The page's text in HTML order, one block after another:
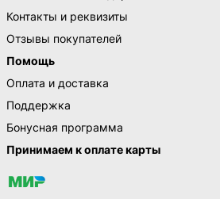
Контакты и реквизиты
Отзывы покупателей
Помощь
Оплата и доставка
Поддержка
Бонусная программа
Принимаем к оплате карты